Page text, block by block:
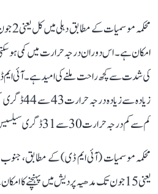
امکان ہے۔ اس دوران درجہ حرارت میں کمی ہو
کی شدت سے کچھ راحت ملنے کی امید ہے۔ آئی
زیادہ سے
کم سے کم درجہ حرارت 30 سے ​​31 ڈگری سیلسیس کے آس پاس رہ سکتا ہے۔
محکمہ موسمیات (آئی ایم ڈی) کے مطابق،